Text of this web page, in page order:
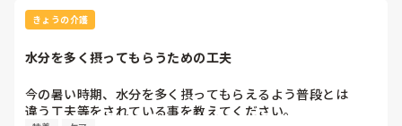
きょうの介護
水分を多く摂ってもらうための工夫
今の暑い時期、水分を多く摂ってもらえるよう普段とは
違う工夫等をされている事を教えてください。